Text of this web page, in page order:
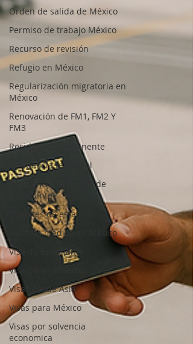
Orden de salida de México
Permiso de trabajo México
Recurso de revisión
Refugio en México
Regularización migratoria en
México
Renovación de FM1, FM2 Y
FM3
Residencia Permanente
Residencia temporal
Residencia Temporal de
Estudiante
Trámites de estancia
Turismo médico en México
Visa de Estudiante
Visa para jubilados
Visas desde Asia
Visas para México
Visas por solvencia
economica